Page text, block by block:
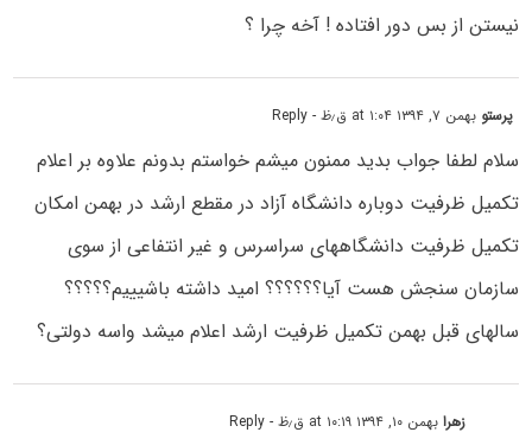
نیستن از بس دور افتاده ! آخه چرا ؟
پرستو بهمن ۷, ۱۳۹۴ at ۱:۰۴ ق٫ظ - Reply
سلام لطفا جواب بدید ممنون میشم خواستم بدونم علاوه بر اعلام
تکمیل ظرفیت دوباره دانشگاه آزاد در مقطع ارشد در بهمن امکان
تکمیل ظرفیت دانشگاههای سراسرس و غیر انتفاعی از سوی
سازمان سنجش هست آیا؟؟؟؟؟؟ امید داشته باشیییم؟؟؟؟؟
سالهای قبل بهمن تکمیل ظرفیت ارشد اعلام میشد واسه دولتی؟
زهرابهمن ۱۰, ۱۳۹۴ at ۱۰:۱۹ ق٫ظ - Reply